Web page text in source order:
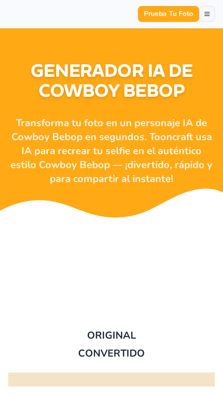
Prueba Tu Foto
GENERADOR IA DE
COWBOY BEBOP
Transforma tu foto en un personaje IA de
Cowboy Bebop en segundos. Tooncraft usa
IA para recrear tu selfie en el auténtico
estilo Cowboy Bebop — ¡divertido, rápido y
para compartir al instante!
ORIGINAL
CONVERTIDO